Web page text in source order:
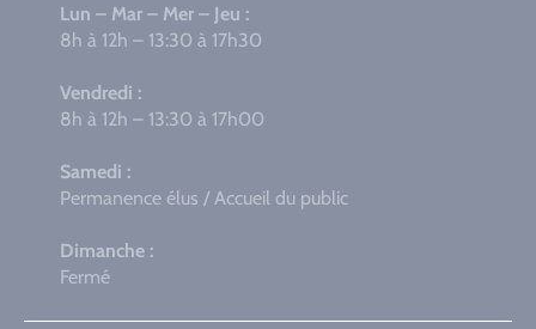
Lun – Mar – Mer – Jeu :
8h à 12h – 13:30 à 17h30
Vendredi :
8h à 12h – 13:30 à 17h00
Samedi :
Permanence élus / Accueil du public
Dimanche :
Fermé